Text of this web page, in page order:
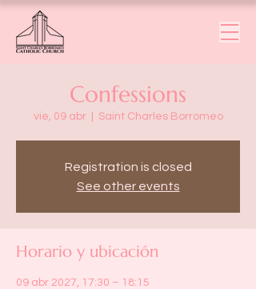
Confessions
vie, 09 abr
  |
Saint Charles Borromeo
Registration is closed
See other events
Horario y ubicación
09 abr 2027, 17:30 – 18:15